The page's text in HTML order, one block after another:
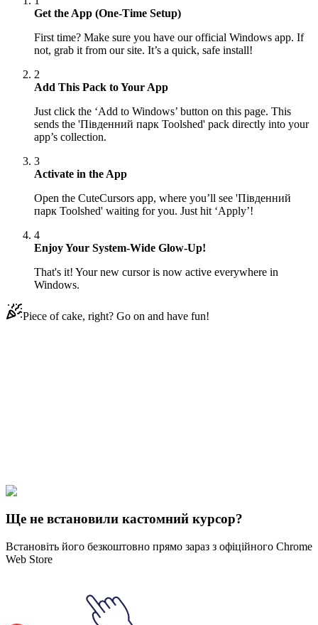
Get the App (One-Time Setup)
First time? Make sure you have our official Windows app. If
not, grab it from our site. It’s a quick, safe install!
2
Add This Pack to Your App
Just click the ‘Add to Windows’ button on this page. This
sends the 'Південний парк Toolshed' pack directly into your
app’s collection.
3
Activate in the App
Open the CuteCursors app, where you’ll see 'Південний
парк Toolshed' waiting for you. Just hit ‘Apply’!
4
Enjoy Your System-Wide Glow-Up!
That's it! Your new cursor is now active everywhere in
Windows.
Piece of cake, right? Go on and have fun!
Південний парк
Ще не встановили кастомний курсор?
Встановіть його безкоштовно прямо зараз з офіційного Chrome
Web Store